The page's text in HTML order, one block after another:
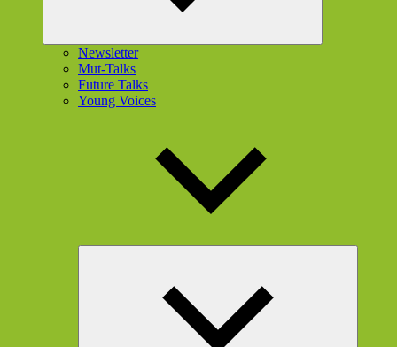
Newsletter
Mut-Talks
Future Talks
Young Voices